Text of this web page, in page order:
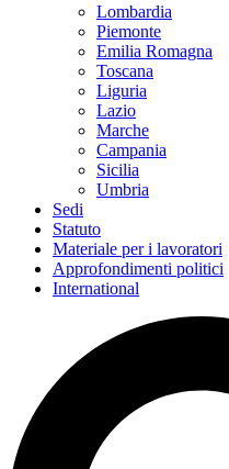
Lombardia
Piemonte
Emilia Romagna
Toscana
Liguria
Lazio
Marche
Campania
Sicilia
Umbria
Sedi
Statuto
Materiale per i lavoratori
Approfondimenti politici
International